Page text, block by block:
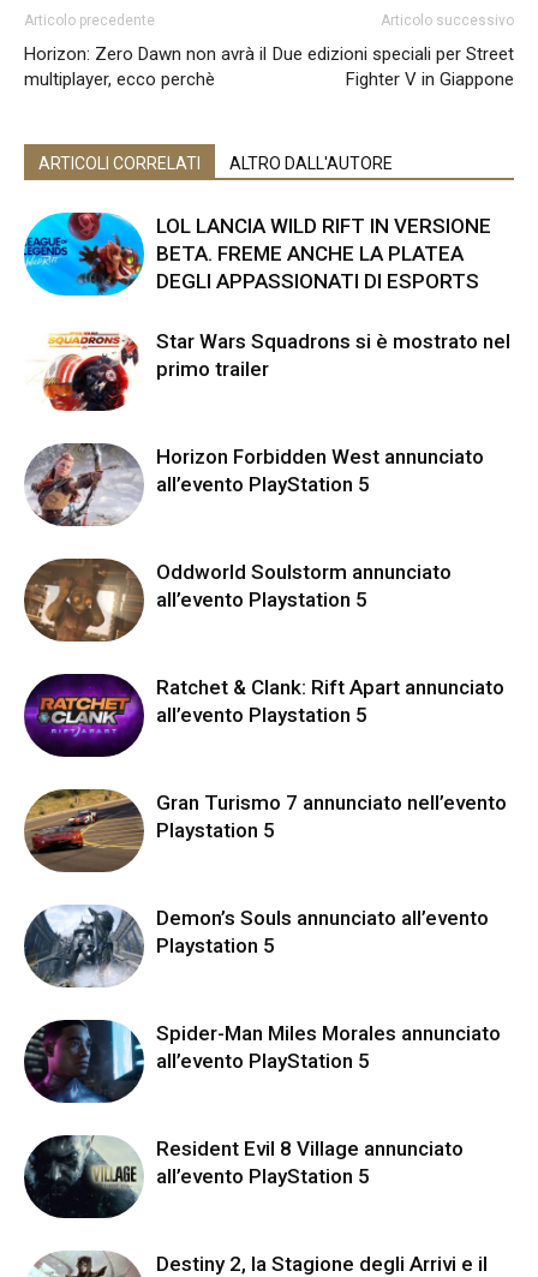
Articolo precedente
Horizon: Zero Dawn non avrà il
multiplayer, ecco perchè
Articolo successivo
Due edizioni speciali per Street
Fighter V in Giappone
ARTICOLI CORRELATI ALTRO DALL'AUTORE
LOL LANCIA WILD RIFT IN VERSIONE
BETA. FREME ANCHE LA PLATEA
DEGLI APPASSIONATI DI ESPORTS
Star Wars Squadrons si è mostrato nel
primo trailer
Horizon Forbidden West annunciato
all’evento PlayStation 5
Oddworld Soulstorm annunciato
all’evento Playstation 5
Ratchet & Clank: Rift Apart annunciato
all’evento Playstation 5
Gran Turismo 7 annunciato nell’evento
Playstation 5
Demon’s Souls annunciato all’evento
Playstation 5
Spider-Man Miles Morales annunciato
all’evento PlayStation 5
Resident Evil 8 Village annunciato
all’evento PlayStation 5
Destiny 2, la Stagione degli Arrivi e il